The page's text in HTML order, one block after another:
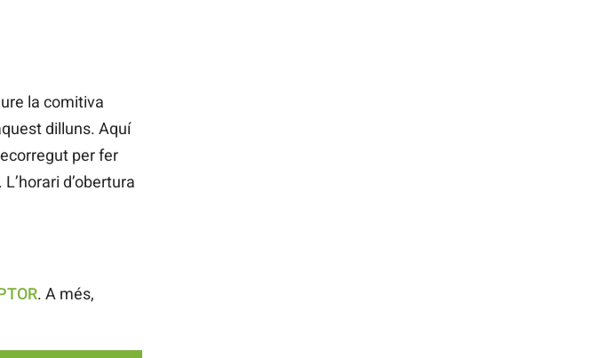
la comitiva
dilluns. Aquí
per fer
d’obertura
. A més,